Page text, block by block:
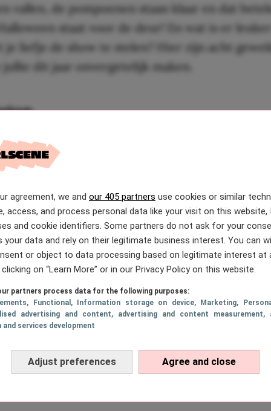
agreement, we and our 405 partners use cookies or similar
access, and process personal data like your visit on this website,
and cookie identifiers. Some partners do not ask for your
your data and rely on their legitimate business interest. You can
or object to data processing based on legitimate interest at
on “Learn More” or in our Privacy Policy on this website.
partners process data for the following purposes:
, Functional , Information storage on device, Marketing,
advertising and content, advertising and content measurement,
and services development
Adjust preferences Agree and close
vallen, de pompoenen staan klaar en dat
staat voor de deur! En wat is er
je liefje de show te stelen? Hier zijn acht
jullie dit jaar onvergetelijk maken.
verzonken in de wereld van de Netflix-hit
en kunnen niet wachten op
bent van die verlangende blikken en de
is een Bridgerton-kostuum dé perfecte keuze
Het belangrijkste bij deze look? Omarm de
aan korsetten, baljurken en prachtige
kom op, wie wil haar lover nu niet zien in een